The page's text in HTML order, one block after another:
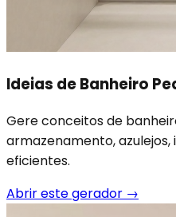
Ideias de Banheiro
Gere conceitos de
armazenamento,
eficientes.
Abrir este gerador →